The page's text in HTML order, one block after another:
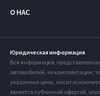
О НАС
Юридическая информация
Вся информация,
автомобилей, их комплектации,
указанные цены, носит
является публичной офертой,